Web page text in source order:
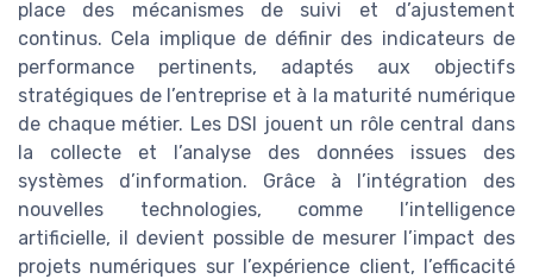
place des mécanismes de suivi et d’ajustement
continus. Cela implique de définir des indicateurs de
performance pertinents, adaptés aux objectifs
stratégiques de l’entreprise et à la maturité numérique
de chaque métier. Les DSI jouent un rôle central dans
la collecte et l’analyse des données issues des
systèmes d’information. Grâce à l’intégration des
nouvelles technologies, comme l’intelligence
artificielle, il devient possible de mesurer l’impact des
projets numériques sur l’expérience client, l’efficacité